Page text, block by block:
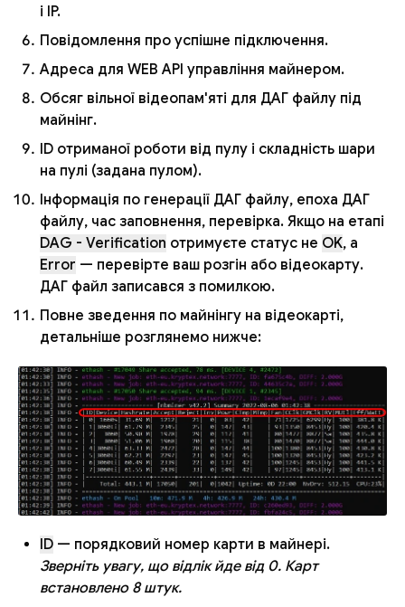
і IP.
Повідомлення про успішне підключення.
Адреса для WEB API управління майнером.
Обсяг вільної відеопам'яті для ДАГ файлу під
майнінг.
ID отриманої роботи від пулу і складність шари
на пулі (задана пулом).
Інформація по генерації ДАГ файлу, епоха ДАГ
файлу, час заповнення, перевірка. Якщо на етапі
DAG - Verification отримуєте статус не OK, а
Error — перевірте ваш розгін або відеокарту.
ДАГ файл записався з помилкою.
Повне зведення по майнінгу на відеокарті,
детальніше розглянемо нижче:
ID — порядковий номер карти в майнері.
Зверніть увагу, що відлік йде від 0. Карт
встановлено 8 штук.